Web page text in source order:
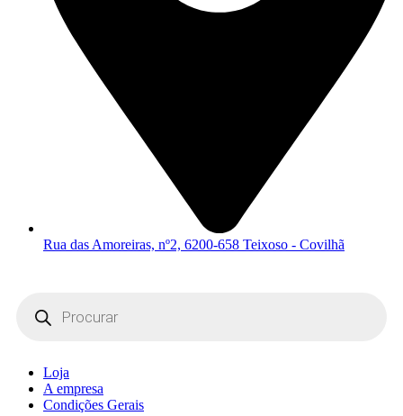
Rua das Amoreiras, nº2, 6200-658 Teixoso - Covilhã
search
Loja
A empresa
Condições Gerais